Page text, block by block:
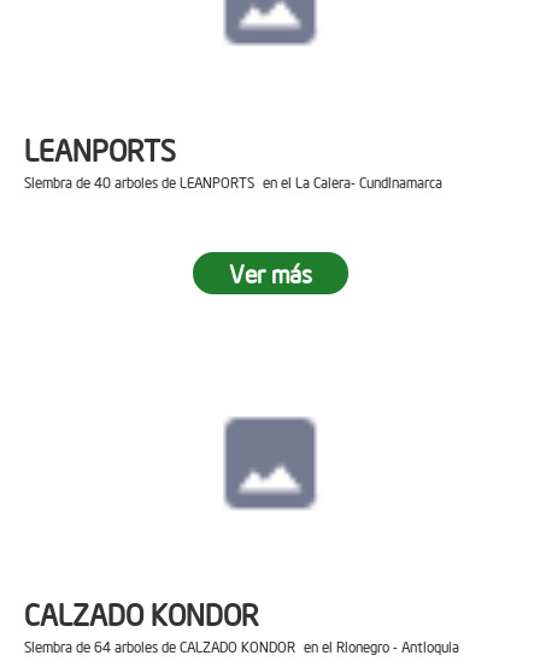
LEANPORTS
Siembra de 40 arboles de LEANPORTS en el La Calera- Cundinamarca
Ver más
CALZADO KONDOR
Siembra de 64 arboles de CALZADO KONDOR en el Rionegro - Antioquia